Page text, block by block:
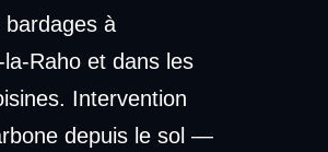
à
Raho et dans les
Intervention
depuis le sol —